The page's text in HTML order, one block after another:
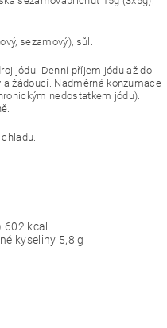
sezamový), sůl.
jódu. Denní příjem jódu až do
žádoucí. Nadměrná konzumace
nedostatkem jódu).
602 kcal
kyseliny 5,8 g